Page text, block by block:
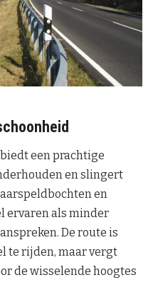
een prachtige
en slingert
en
ervaren als minder
De route is
te rijden, maar vergt
de wisselende hoogtes